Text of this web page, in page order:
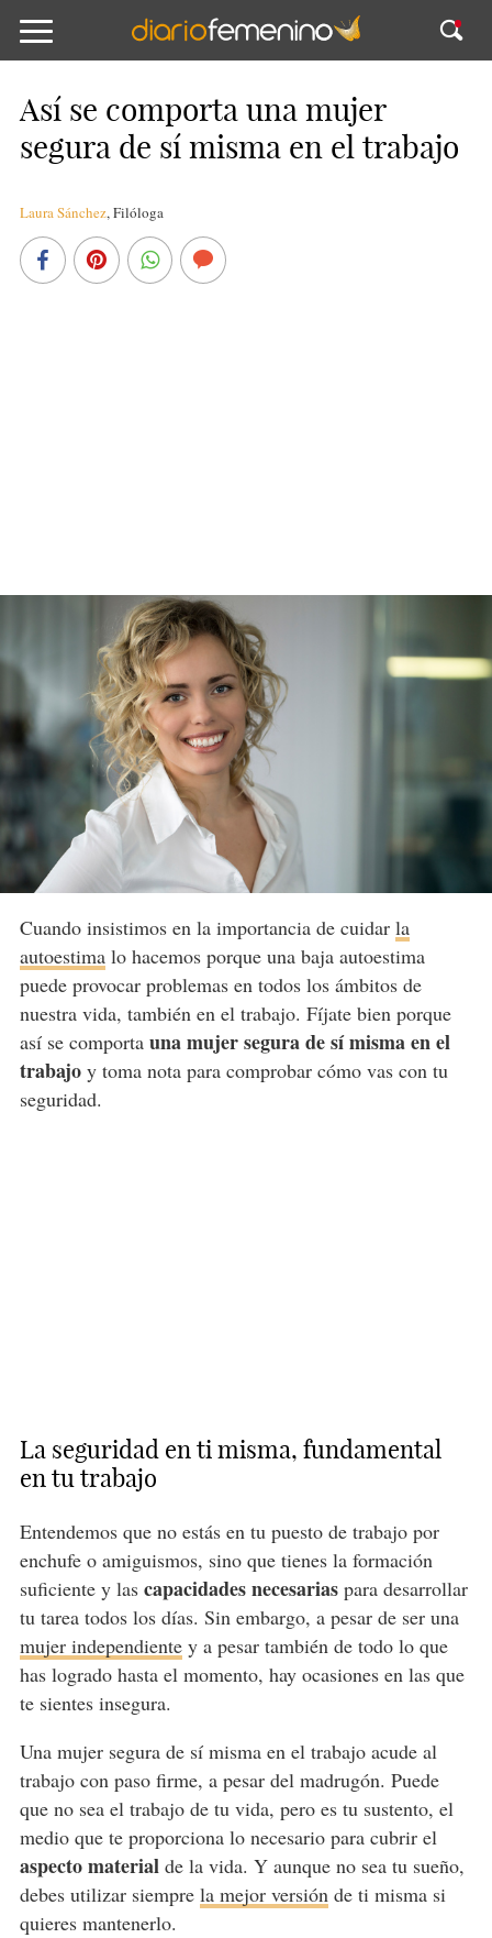
Así se comporta una mujer
segura de sí misma en el trabajo
Laura Sánchez,Filóloga
Cuando insistimos en la importancia de cuidar la
autoestimalo hacemos porque una baja autoestima
puede provocar problemas en todos los ámbitos de
nuestra vida, también en el trabajo. Fíjate bien porque
así se comporta una mujer segura de sí misma en el
trabajoy toma nota para comprobar cómo vas con tu
seguridad.
La seguridad en ti misma, fundamental
en tu trabajo
Entendemos que no estás en tu puesto de trabajo por
enchufe o amiguismos, sino que tienes la formación
suficiente y las capacidades necesariaspara desarrollar
tu tarea todos los días. Sin embargo, a pesar de ser una
mujer independientey a pesar también de todo lo que
has logrado hasta el momento, hay ocasiones en las que
te sientes insegura.
Una mujer segura de sí misma en el trabajo acude al
trabajo con paso firme, a pesar del madrugón. Puede
que no sea el trabajo de tu vida, pero es tu sustento, el
medio que te proporciona lo necesario para cubrir el
aspecto materialde la vida. Y aunque no sea tu sueño,
debes utilizar siempre la mejor versiónde ti misma si
quieres mantenerlo.